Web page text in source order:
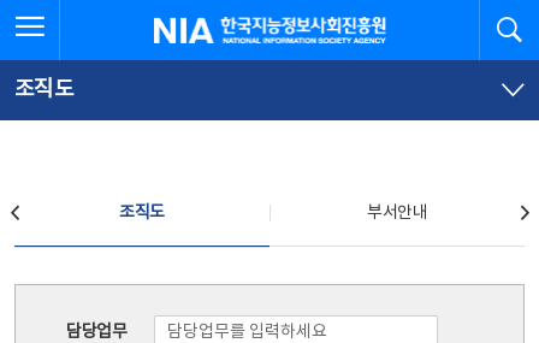
문
로
가
체
뉴
바
가
한국지능정보사회진흥원
조직도
조직도 부서안내
담당업무